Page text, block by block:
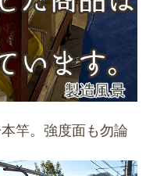
竿。強度面も勿論